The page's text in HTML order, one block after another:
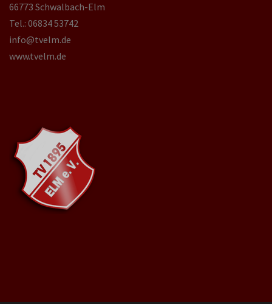
66773 Schwalbach-Elm
Tel.: 06834 53742
info@tvelm.de
www.tvelm.de